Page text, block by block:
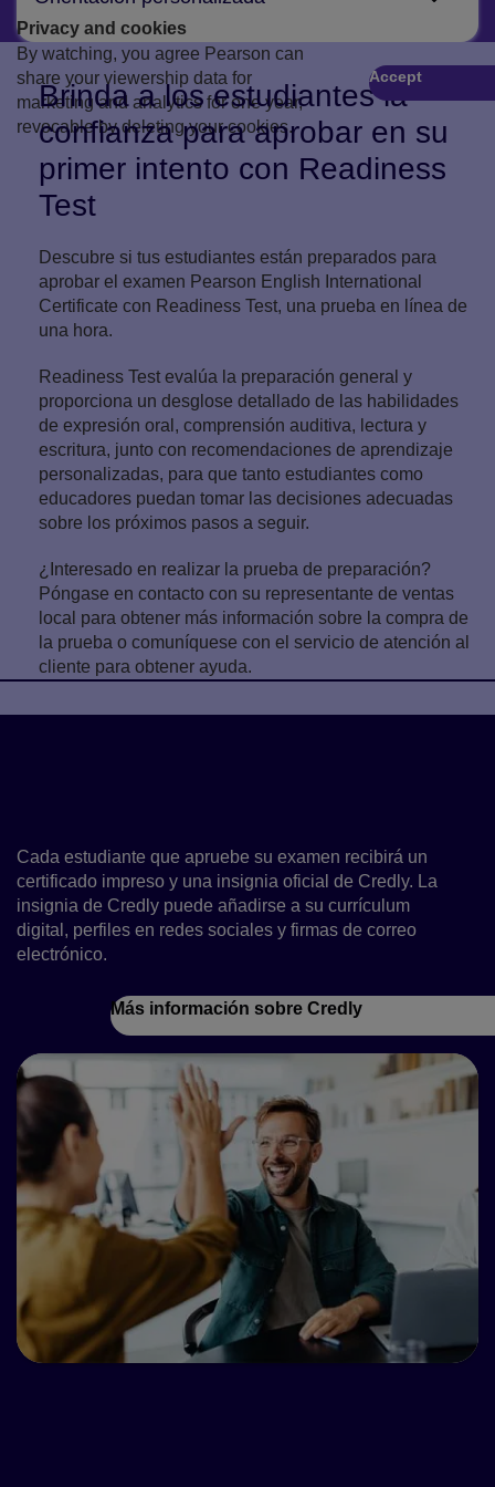
mejor les funcione.
Recomendaciones de aprendizaje personalizadas
para ayudar a continuar el camino de tus estudiantes
hacia la fluidez.
Play
Privacy and cookies
By watching, you agree Pearson can
share your viewership data for
marketing and analytics for one year,
revocable by deleting your cookies.
Accept
Brinda a los estudiantes la
confianza para aprobar en su
primer intento con Readiness
Test
Descubre si tus estudiantes están preparados para
aprobar el examen Pearson English International
Certificate con Readiness Test, una prueba en línea de
una hora.
Readiness Test evalúa la preparación general y
proporciona un desglose detallado de las habilidades
de expresión oral, comprensión auditiva, lectura y
escritura, junto con recomendaciones de aprendizaje
personalizadas, para que tanto estudiantes como
educadores puedan tomar las decisiones adecuadas
sobre los próximos pasos a seguir.
¿Interesado en realizar la prueba de preparación?
Póngase en contacto con su representante de ventas
local para obtener más información sobre la compra de
la prueba o comuníquese con el servicio de atención al
cliente para obtener ayuda.
Cada estudiante que apruebe su examen recibirá un
certificado impreso y una insignia oficial de Credly. La
insignia de Credly puede añadirse a su currículum
digital, perfiles en redes sociales y firmas de correo
electrónico.
Más información sobre Credly